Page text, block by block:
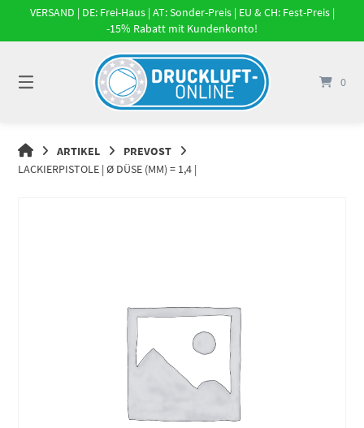
Springe
Inhalt
VERSAND | DE: Frei-Haus | AT: Sonder-Preis | EU & CH: Fest-Preis |
-15% Rabatt mit Kundenkonto!
0
DRUCKLUFT-
ONLINE
ARTIKEL
PREVOST
LACKIERPISTOLE | Ø DÜSE (MM) = 1,4 |